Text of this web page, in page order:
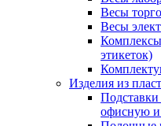
Весы
Весы
этикеток)
Изделия из
офисную и